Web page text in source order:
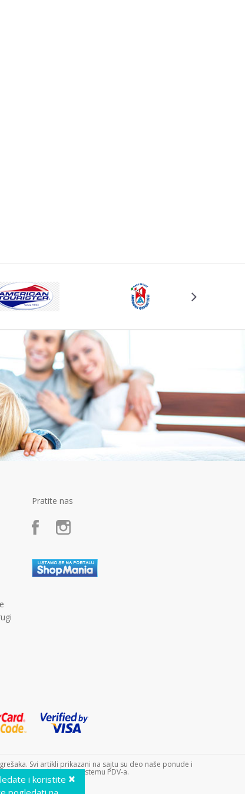
Pratite nas
Svi artikli prikazani na sajtu su deo naše ponude i
Dečji sajt doo nije u sistemu PDV-a.
×
i koristite